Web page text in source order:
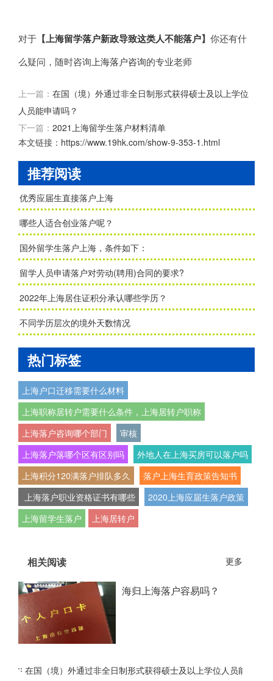
对于 【上海留学落户新政导致这类人不能落户】 你还有什
么疑问，随时咨询 上海落户咨询的专业老师
上一篇： 在国（境）外通过非全日制形式获得硕士及以上学位
人员能申请吗？
下一篇： 2021上海留学生落户材料清单
本文链接： https://www.19hk.com/show-9-353-1.html
推荐阅读
优秀应届生直接落户上海
哪些人适合创业落户呢？
国外留学生落户上海，条件如下：
留学人员申请落户对劳动(聘用)合同的要求?
2022年上海居住证积分承认哪些学历？
不同学历层次的境外天数情况
热门标签
上海户口迁移需要什么材料
上海职称居转户需要什么条件，上海居转户职称
上海落户咨询哪个部门
审核
上海落户落哪个区有区别吗
外地人在上海买房可以落户吗
上海积分120满落户排队多久
落户上海生育政策告知书
上海落户职业资格证书有哪些
2020上海应届生落户政策
上海留学生落户
上海居转户
相关阅读 更多
海归上海落户容易吗？
在国（境）外通过非全日制形式获得硕士及以上学位人员能申请